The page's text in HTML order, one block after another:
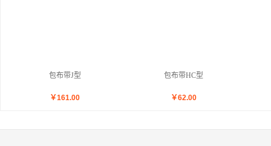
包布带J型
￥161.00
包布带HC型
￥62.00